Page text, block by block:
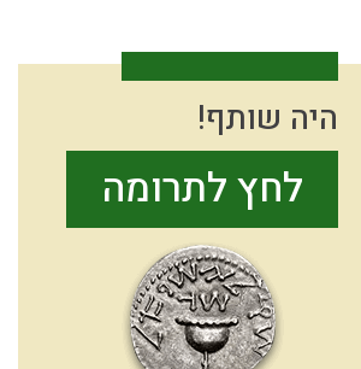
היה שותף!
לחץ לתרומה